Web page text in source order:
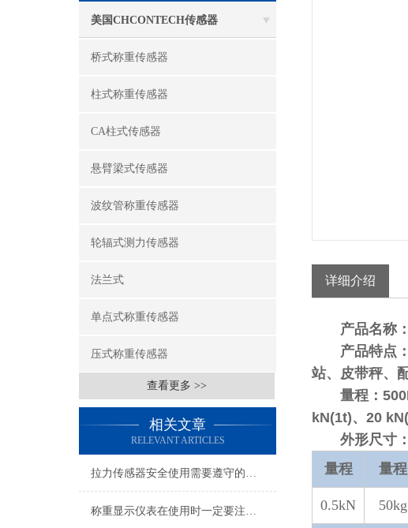
美国CHCONTECH传感器
桥式称重传感器
柱式称重传感器
CA柱式传感器
悬臂梁式传感器
波纹管称重传感器
轮辐式测力传感器
法兰式
单点式称重传感器
压式称重传感器
查看更多 >>
相关文章
RELEVANT ARTICLES
拉力传感器安全使用需要遵守的规范有什么？
称重显示仪表在使用时一定要注意这些细节
详细介绍
产品名称：
产品特点：
站、皮带秤、
量程：
kN(1t)、20
外形尺寸：
量程
量程
0.5kN 50kg